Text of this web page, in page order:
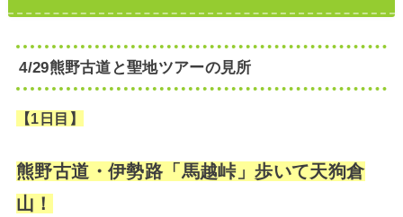
4/29熊野古道と聖地ツアーの見所
【1日目】
熊野古道・伊勢路「馬越峠」歩いて天狗倉
山！